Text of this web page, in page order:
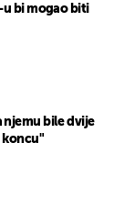
u bi mogao biti
njemu bile dvije
koncu"